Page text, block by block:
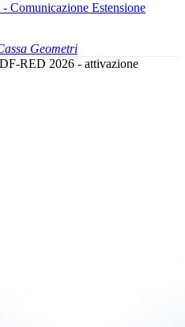
Estensione
Geometri
RED 2026 - attivazione